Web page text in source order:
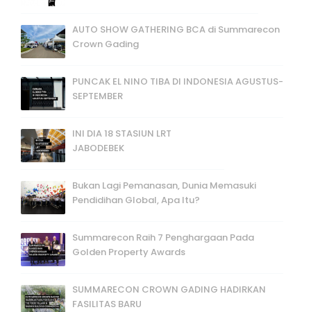
AUTO SHOW GATHERING BCA di Summarecon
Crown Gading
PUNCAK EL NINO TIBA DI INDONESIA AGUSTUS-
SEPTEMBER
INI DIA 18 STASIUN LRT
JABODEBEK
Bukan Lagi Pemanasan, Dunia Memasuki
Pendidihan Global, Apa Itu?
Summarecon Raih 7 Penghargaan Pada
Golden Property Awards
SUMMARECON CROWN GADING HADIRKAN
FASILITAS BARU